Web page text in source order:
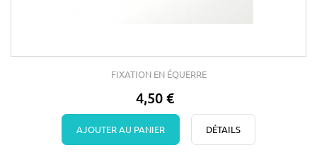
FIXATION EN ÉQUERRE
4,50 €
AJOUTER AU PANIER DÉTAILS